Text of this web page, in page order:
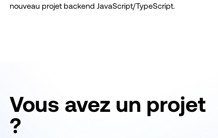
nouveau projet backend JavaScript/TypeScript.
Vous avez un projet
?